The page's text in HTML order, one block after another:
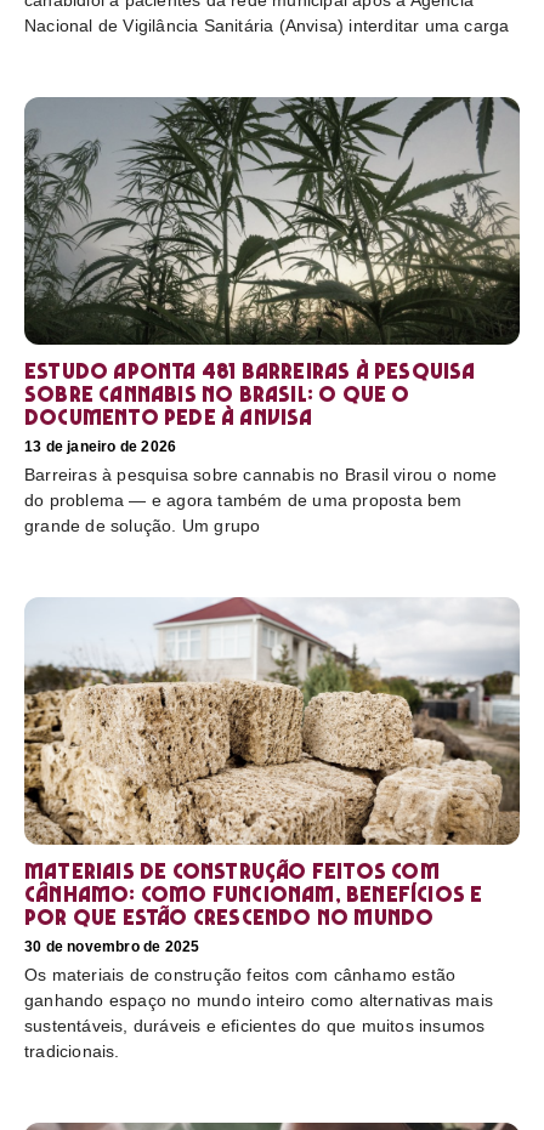
Nacional de Vigilância Sanitária (Anvisa) interditar uma carga
Estudo aponta 481 barreiras à pesquisa
sobre cannabis no Brasil: o que o
documento pede à Anvisa
13 de janeiro de 2026
Barreiras à pesquisa sobre cannabis no Brasil virou o nome
do problema — e agora também de uma proposta bem
grande de solução. Um grupo
Materiais de construção feitos com
cânhamo: como funcionam, benefícios e
por que estão crescendo no mundo
30 de novembro de 2025
Os materiais de construção feitos com cânhamo estão
ganhando espaço no mundo inteiro como alternativas mais
sustentáveis, duráveis e eficientes do que muitos insumos
tradicionais.